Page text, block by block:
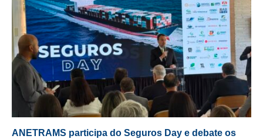
ANETRAMS participa do Seguros Day e debate os